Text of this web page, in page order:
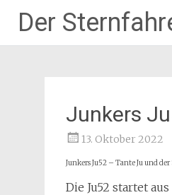
Der
Junkers
13. Oktober 2022
Junkers Ju52 – Tante Ju und
Die Ju52 startet